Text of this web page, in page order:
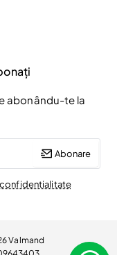
abonându-te la
Abonare
Valmand